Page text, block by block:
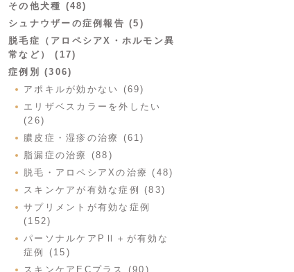
その他犬種 (48)
シュナウザーの症例報告 (5)
脱毛症（アロペシアX・ホルモン異
常など） (17)
症例別 (306)
アポキルが効かない (69)
エリザベスカラーを外したい
(26)
膿皮症・湿疹の治療 (61)
脂漏症の治療 (88)
脱毛・アロペシアXの治療 (48)
スキンケアが有効な症例 (83)
サプリメントが有効な症例
(152)
パーソナルケアPⅡ＋が有効な
症例 (15)
スキンケアECプラス (90)